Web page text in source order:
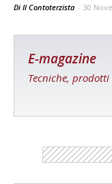
Di Il Contoterzista - 30
E-magazine
Tecniche,